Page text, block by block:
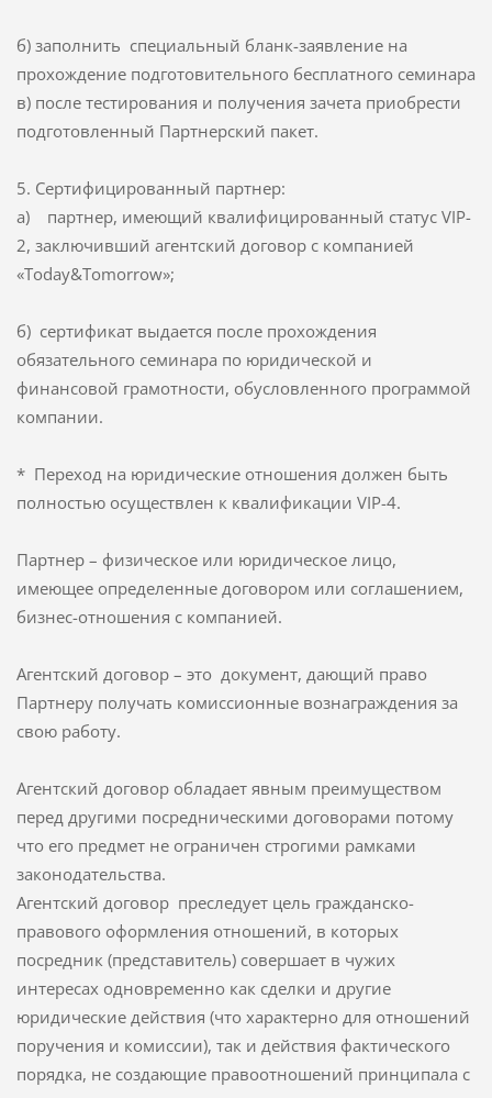
б) заполнить специальный бланк-заявление на
прохождение подготовительного бесплатного семинара
в) после тестирования и получения зачета приобрести
подготовленный Партнерский пакет.
5. Сертифицированный партнер:
а) партнер, имеющий квалифицированный статус VIP-
2, заключивший агентский договор с компанией
«Today&Tomorrow»;
б) сертификат выдается после прохождения
обязательного семинара по юридической и
финансовой грамотности, обусловленного программой
компании.
* Переход на юридические отношения должен быть
полностью осуществлен к квалификации VIP-4.
Партнер – физическое или юридическое лицо,
имеющее определенные договором или соглашением,
бизнес-отношения с компанией.
Агентский договор – это документ, дающий право
Партнеру получать комиссионные вознаграждения за
свою работу.
Агентский договор обладает явным преимуществом
перед другими посредническими договорами потому
что его предмет не ограничен строгими рамками
законодательства.
Агентский договор преследует цель гражданско-
правового оформления отношений, в которых
посредник (представитель) совершает в чужих
интересах одновременно как сделки и другие
юридические действия (что характерно для отношений
поручения и комиссии), так и действия фактического
порядка, не создающие правоотношений принципала с